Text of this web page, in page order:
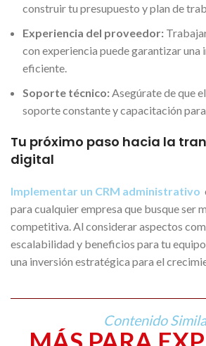
construir tu presupuesto y plan de
Experiencia del proveedor:
con experiencia puede garantizar una
eficiente.
Soporte técnico: Asegúrate de que
soporte constante y capacitación para
Tu próximo paso hacia la
digital
Implementar un CRM administrativo
para cualquier empresa que busque ser
competitiva. Al considerar aspectos
escalabilidad y beneficios para tu
una inversión estratégica para el
Contenido